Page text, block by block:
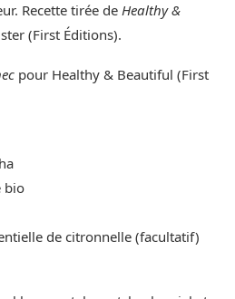
Recette tirée de Healthy &
(First Éditions).
pour Healthy & Beautiful (First
bio
de citronnelle (facultatif)